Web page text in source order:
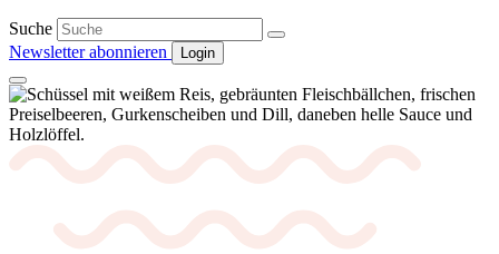
Suche
Newsletter abonnieren
Login